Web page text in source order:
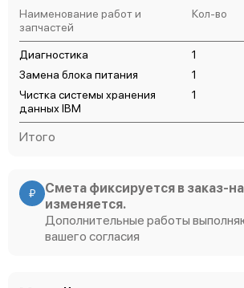
Наименование работ и
запчастей
Кол-во
Диагностика 1
Замена блока питания
1
Чистка системы хранения
данных IBM
1
Итого
₽
Смета фиксируется в заказ-
изменяется.
Дополнительные работы
вашего согласия